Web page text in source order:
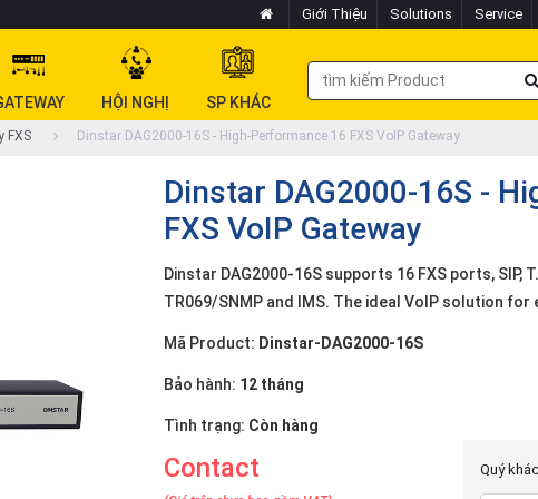
Giới Thiệu Solutions Service
HỘI NGHỊ SP KHÁC
FXS Dinstar DAG2000-16S - High-Performance 16 FXS VoIP Gateway
Dinstar DAG2000-16S -
FXS VoIP Gateway
Dinstar DAG2000-16S supports 16 FXS ports, SIP,
TR069/SNMP and IMS. The ideal VoIP solution for
Mã Product: Dinstar-DAG2000-16S
Bảo hành: 12 tháng
Tình trạng: Còn hàng
Contact Quý